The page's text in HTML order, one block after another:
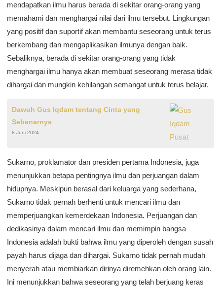
mendapatkan ilmu harus berada di sekitar orang-orang yang
memahami dan menghargai nilai dari ilmu tersebut. Lingkungan
yang positif dan suportif akan membantu seseorang untuk terus
berkembang dan mengaplikasikan ilmunya dengan baik.
Sebaliknya, berada di sekitar orang-orang yang tidak
menghargai ilmu hanya akan membuat seseorang merasa tidak
dihargai dan mungkin kehilangan semangat untuk terus belajar.
Dawuh Gus Iqdam tentang Cinta yang
Sebenarnya
8 Juni 2024
Sukarno, proklamator dan presiden pertama Indonesia, juga
menunjukkan betapa pentingnya ilmu dan perjuangan dalam
hidupnya. Meskipun berasal dari keluarga yang sederhana,
Sukarno tidak pernah berhenti untuk mencari ilmu dan
memperjuangkan kemerdekaan Indonesia. Perjuangan dan
dedikasinya dalam mencari ilmu dan memimpin bangsa
Indonesia adalah bukti bahwa ilmu yang diperoleh dengan susah
payah harus dijaga dan dihargai. Sukarno tidak pernah mudah
menyerah atau membiarkan dirinya diremehkan oleh orang lain.
Ini menunjukkan bahwa seseorang yang telah berjuang keras